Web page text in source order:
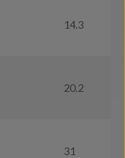
14.3
20.2
31